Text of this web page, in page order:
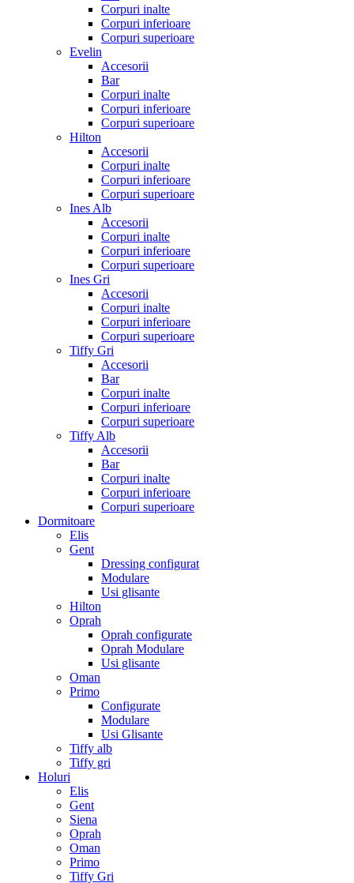
Corpuri inalte
Corpuri inferioare
Corpuri superioare
Evelin
Accesorii
Bar
Corpuri inalte
Corpuri inferioare
Corpuri superioare
Hilton
Accesorii
Corpuri inalte
Corpuri inferioare
Corpuri superioare
Ines Alb
Accesorii
Corpuri inalte
Corpuri inferioare
Corpuri superioare
Ines Gri
Accesorii
Corpuri inalte
Corpuri inferioare
Corpuri superioare
Tiffy Gri
Accesorii
Bar
Corpuri inalte
Corpuri inferioare
Corpuri superioare
Tiffy Alb
Accesorii
Bar
Corpuri inalte
Corpuri inferioare
Corpuri superioare
Dormitoare
Elis
Gent
Dressing configurat
Modulare
Usi glisante
Hilton
Oprah
Oprah configurate
Oprah Modulare
Usi glisante
Oman
Primo
Configurate
Modulare
Usi Glisante
Tiffy alb
Tiffy gri
Holuri
Elis
Gent
Siena
Oprah
Oman
Primo
Tiffy Gri